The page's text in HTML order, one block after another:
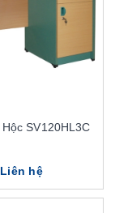
SV120HL3C
Liên hệ